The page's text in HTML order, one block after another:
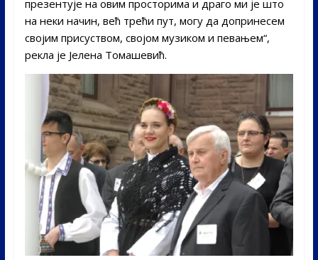
презентује на овим просторима и драго ми је што
на неки начин, већ трећи пут, могу да допринесем
својим присуством, својом музиком и певањем“,
рекла је Јелена Томашевић.